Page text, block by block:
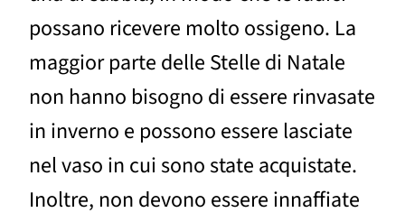
possano ricevere molto ossigeno. La
maggior parte delle Stelle di Natale
non hanno bisogno di essere rinvasate
in inverno e possono essere lasciate
nel vaso in cui sono state acquistate.
Inoltre, non devono essere innaffiate